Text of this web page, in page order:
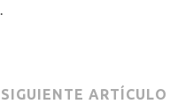
.
SIGUIENTE ARTÍCULO